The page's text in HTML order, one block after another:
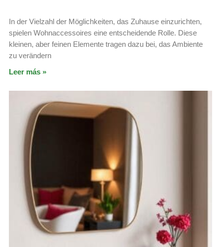
In der Vielzahl der Möglichkeiten, das Zuhause einzurichten,
spielen Wohnaccessoires eine entscheidende Rolle. Diese
kleinen, aber feinen Elemente tragen dazu bei, das Ambiente
zu verändern
Leer más »